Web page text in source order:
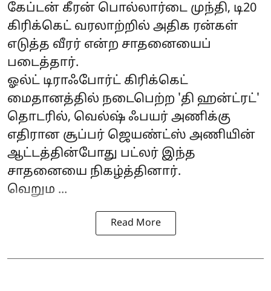
கேப்டன் கீரன் பொல்லார்டை முந்தி, டி20
கிரிக்கெட் வரலாற்றில் அதிக ரன்கள்
எடுத்த வீரர் என்ற சாதனையைப்
படைத்தார்.
ஓல்ட் டிராஃபோர்ட் கிரிக்கெட்
மைதானத்தில் நடைபெற்ற 'தி ஹன்ட்ரட்'
தொடரில், வெல்ஷ் ஃபயர் அணிக்கு
எதிரான சூப்பர் ஜெயண்ட்ஸ் அணியின்
ஆட்டத்தின்போது பட்லர் இந்த
சாதனையை நிகழ்த்தினார்.
வெறும ...
Read More